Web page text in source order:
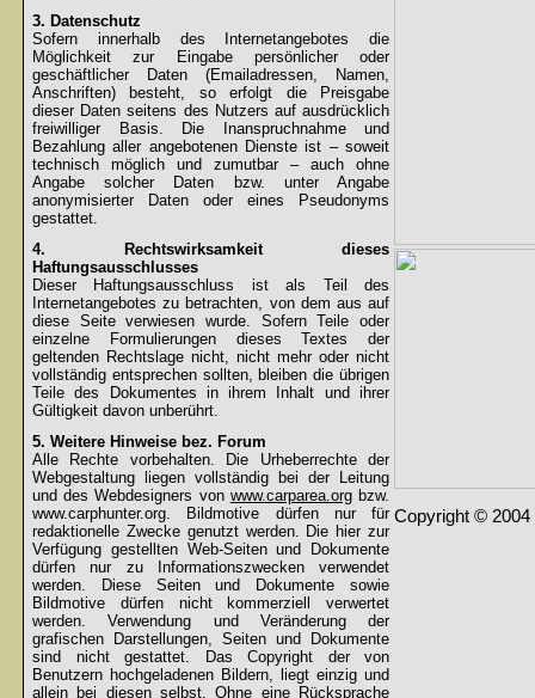
3. Datenschutz
Sofern innerhalb des Internetangebotes die
Möglichkeit zur Eingabe persönlicher oder
geschäftlicher Daten (Emailadressen, Namen,
Anschriften) besteht, so erfolgt die Preisgabe
dieser Daten seitens des Nutzers auf ausdrücklich
freiwilliger Basis. Die Inanspruchnahme und
Bezahlung aller angebotenen Dienste ist – soweit
technisch möglich und zumutbar – auch ohne
Angabe solcher Daten bzw. unter Angabe
anonymisierter Daten oder eines Pseudonyms
gestattet.
4. Rechtswirksamkeit dieses
Haftungsausschlusses
Dieser Haftungsausschluss ist als Teil des
Internetangebotes zu betrachten, von dem aus auf
diese Seite verwiesen wurde. Sofern Teile oder
einzelne Formulierungen dieses Textes der
geltenden Rechtslage nicht, nicht mehr oder nicht
vollständig entsprechen sollten, bleiben die übrigen
Teile des Dokumentes in ihrem Inhalt und ihrer
Gültigkeit davon unberührt.
5. Weitere Hinweise bez. Forum
Alle Rechte vorbehalten. Die Urheberrechte der
Webgestaltung liegen vollständig bei der Leitung
und des Webdesigners von www.carparea.orgbzw.
www.carphunter.org. Bildmotive dürfen nur für
redaktionelle Zwecke genutzt werden. Die hier zur
Verfügung gestellten Web-Seiten und Dokumente
dürfen nur zu Informationszwecken verwendet
werden. Diese Seiten und Dokumente sowie
Bildmotive dürfen nicht kommerziell verwertet
werden. Verwendung und Veränderung der
grafischen Darstellungen, Seiten und Dokumente
sind nicht gestattet. Das Copyright der von
Benutzern hochgeladenen Bildern, liegt einzig und
allein bei diesen selbst. Ohne eine Rücksprache
Copyright © 2004